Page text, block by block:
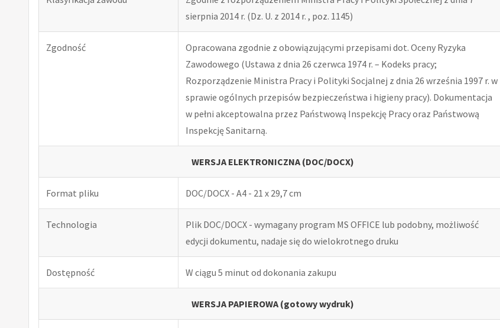
sierpnia 2014 r. (Dz. U. z 2014 r. , poz. 1145)
Zgodność
Opracowana zgodnie z obowiązującymi przepisami dot. Oceny Ryzyka
Zawodowego (Ustawa z dnia 26 czerwca 1974 r. – Kodeks pracy;
Rozporządzenie Ministra Pracy i Polityki Socjalnej z dnia 26 września 1997 r. w
sprawie ogólnych przepisów bezpieczeństwa i higieny pracy). Dokumentacja
w pełni akceptowalna przez Państwową Inspekcję Pracy oraz Państwową
Inspekcję Sanitarną.
WERSJA ELEKTRONICZNA (DOC/DOCX)
Format pliku DOC/DOCX - A4 - 21 x 29,7 cm
Technologia
Plik DOC/DOCX - wymagany program MS OFFICE lub podobny, możliwość
edycji dokumentu, nadaje się do wielokrotnego druku
Dostępność W ciągu 5 minut od dokonania zakupu
WERSJA PAPIEROWA (gotowy wydruk)